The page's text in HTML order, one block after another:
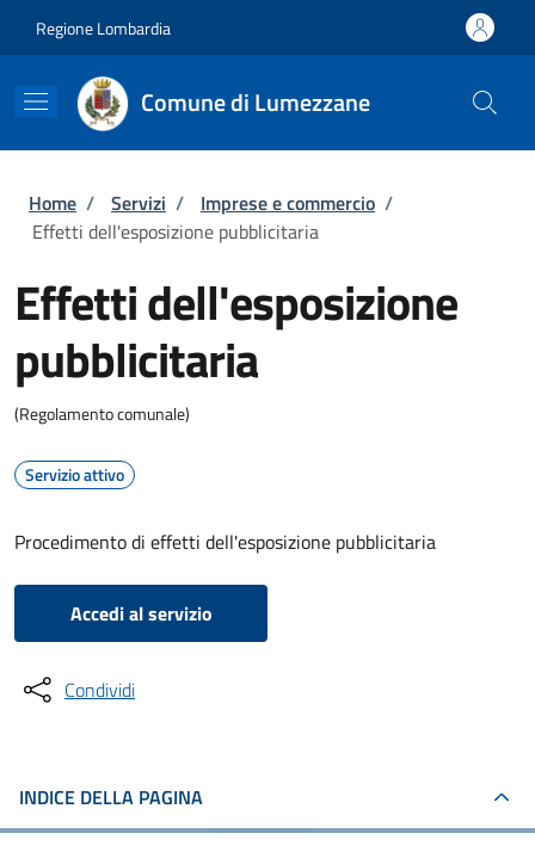
Regione Lombardia
Comune di Lumezzane
Briciole di pane
Home / Servizi / Imprese e commercio /
Effetti dell'esposizione pubblicitaria
Effetti dell'esposizione
pubblicitaria
(Regolamento comunale)
Servizio attivo
Procedimento di effetti dell'esposizione pubblicitaria
Accedi al servizio
Condividi
INDICE DELLA PAGINA